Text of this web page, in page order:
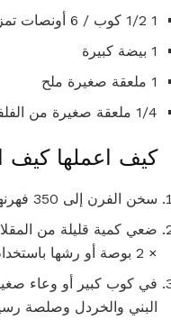
1 1/2 كوب / 6 أونصات تمزيقه جبنة شيدر حادة
1 بيضة كبيرة
1 ملعقة صغيرة ملح
1/4 ملعقة صغيرة من الفلفل الأسود المطحون
كيف اعملها كيف
سخن الفرن إلى 350 فهرنهايت.
× 2 بوصة أو رشها باستخدام رذاذ الطبخ غير المضبوط.
في كوب كبير أو وعاء